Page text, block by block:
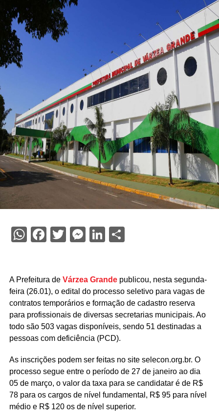
WhatsApp
Facebook
Twitter
Messenger
LinkedIn
Share
A Prefeitura de Várzea Grandepublicou, nesta segunda-
feira (26.01), o edital do processo seletivo para vagas de
contratos temporários e formação de cadastro reserva
para profissionais de diversas secretarias municipais. Ao
todo são 503 vagas disponíveis, sendo 51 destinadas a
pessoas com deficiência (PCD).
As inscrições podem ser feitas no site selecon.org.br. O
processo segue entre o período de 27 de janeiro ao dia
05 de março, o valor da taxa para se candidatar é de R$
78 para os cargos de nível fundamental, R$ 95 para nível
médio e R$ 120 os de nível superior.